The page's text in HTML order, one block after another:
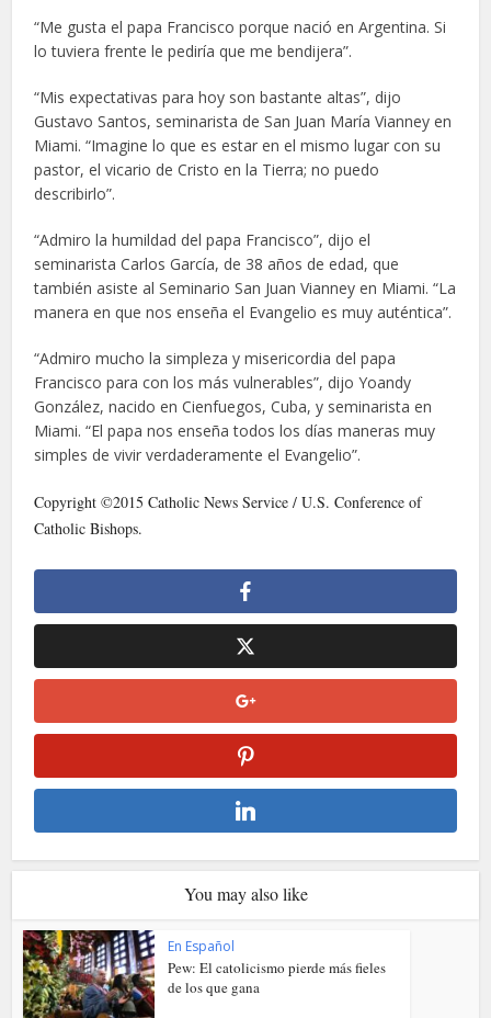
“Me gusta el papa Francisco porque nació en Argentina. Si
lo tuviera frente le pediría que me bendijera”.
“Mis expectativas para hoy son bastante altas”, dijo
Gustavo Santos, seminarista de San Juan María Vianney en
Miami. “Imagine lo que es estar en el mismo lugar con su
pastor, el vicario de Cristo en la Tierra; no puedo
describirlo”.
“Admiro la humildad del papa Francisco”, dijo el
seminarista Carlos García, de 38 años de edad, que
también asiste al Seminario San Juan Vianney en Miami. “La
manera en que nos enseña el Evangelio es muy auténtica”.
“Admiro mucho la simpleza y misericordia del papa
Francisco para con los más vulnerables”, dijo Yoandy
González, nacido en Cienfuegos, Cuba, y seminarista en
Miami. “El papa nos enseña todos los días maneras muy
simples de vivir verdaderamente el Evangelio”.
Copyright ©2015 Catholic News Service / U.S. Conference of
Catholic Bishops.
You may also like
En Español
Pew: El catolicismo pierde más fieles
de los que gana